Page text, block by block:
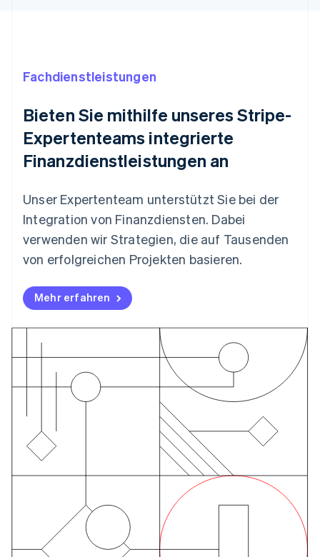
Fachdienstleistungen
Bieten Sie mithilfe unseres Stripe-
Expertenteams integrierte
Finanzdienstleistungen an
Unser Expertenteam unterstützt Sie bei der
Integration von Finanzdiensten. Dabei
verwenden wir Strategien, die auf Tausenden
von erfolgreichen Projekten basieren.
Mehr erfahren
Australien
Nederlands Français DeutschEnglish
Brasilien
PortuguêsEnglish
Bulgarien
English
Deutschland
Estland
English
简体中文English
Finnland
Frankreich
Gibraltar
English
Griechenland
English
Irland
Italien
日本語English
Kanada
English Français